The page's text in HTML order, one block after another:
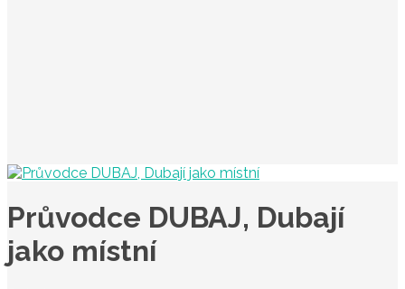
Průvodce DUBAJ, Dubají
jako místní